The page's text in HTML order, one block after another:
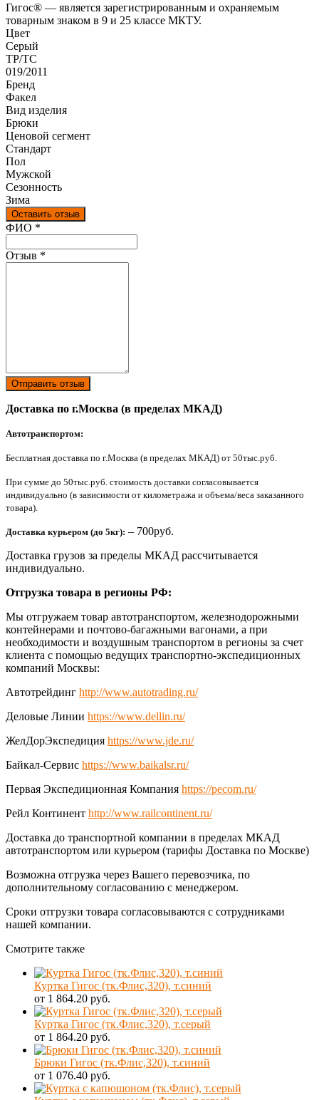
Гигос® — является зарегистрированным и охраняемым
товарным знаком в 9 и 25 классе МКТУ.
Цвет
Серый
ТР/ТС
019/2011
Бренд
Факел
Вид изделия
Брюки
Ценовой сегмент
Стандарт
Пол
Мужской
Сезонность
Зима
Оставить отзыв
Ваш отзыв был отправлен!
ФИО *
Отзыв *
Отправить отзыв
Доставка по г.Москва (в пределах МКАД)
Автотранспортом:
Бесплатная доставка по г.Москва (в пределах МКАД) от 50тыс.руб.
При сумме до 50тыс.руб. стоимость доставки согласовывается
индивидуально (в зависимости от километража и объема/веса заказанного
товара).
Доставка курьером (до 5кг): – 700руб.
Доставка грузов за пределы МКАД рассчитывается
индивидуально.
Отгрузка товара в регионы РФ:
Мы отгружаем товар автотранспортом, железнодорожными
контейнерами и почтово-багажными вагонами, а при
необходимости и воздушным транспортом в регионы за счет
клиента с помощью ведущих транспортно-экспедиционных
компаний Москвы:
Автотрейдинг http://www.autotrading.ru/
Деловые Линии https://www.dellin.ru/
ЖелДорЭкспедиция https://www.jde.ru/
Байкал-Сервис https://www.baikalsr.ru/
Первая Экспедиционная Компания https://pecom.ru/
Рейл Континент http://www.railcontinent.ru/
Доставка до транспортной компании в пределах МКАД
автотранспортом или курьером (тарифы Доставка по Москве)
Возможна отгрузка через Вашего перевозчика, по
дополнительному согласованию с менеджером.
Сроки отгрузки товара согласовываются с сотрудниками
нашей компании.
Смотрите также
Куртка Гигос (тк.Флис,320), т.синий
от 1 864.20 руб.
Куртка Гигос (тк.Флис,320), т.серый
от 1 864.20 руб.
Брюки Гигос (тк.Флис,320), т.синий
от 1 076.40 руб.